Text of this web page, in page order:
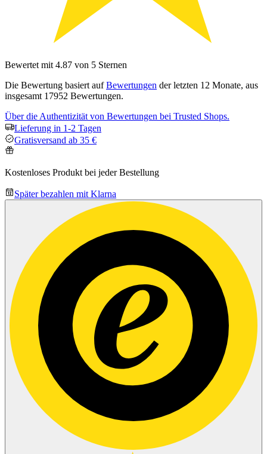
Bewertet mit 4.87 von 5 Sternen
Die Bewertung basiert aufBewertungen der letzten 12 Monate, aus
insgesamt 17952 Bewertungen.
Über die Authentizität von Bewertungen bei Trusted Shops.
Lieferung in 1-2 Tagen
Gratisversand ab 35 €
Kostenloses Produkt bei jeder Bestellung
Später bezahlen mit Klarna